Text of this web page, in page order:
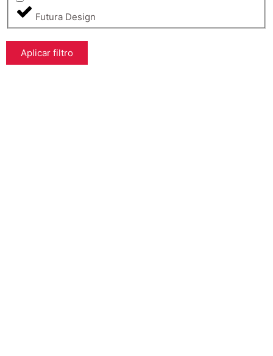
Futura Design
Aplicar filtro